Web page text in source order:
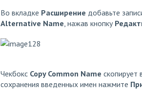
Во вкладке Расширение добавьте
Alternative Name , нажав кнопку
Чекбокс Copy Common Name
сохранения введенных имен нажмите